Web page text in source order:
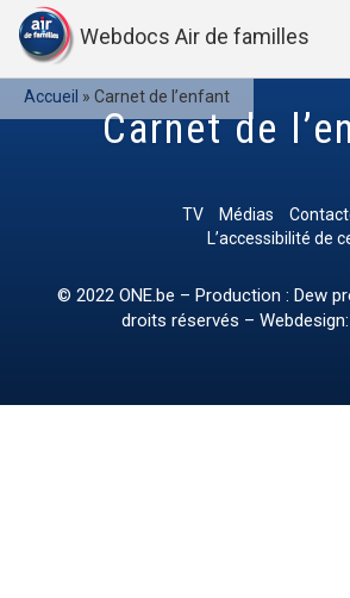
Webdocs Air de familles
Accueil » Carnet de l’enfant
Carnet de
TV Médias
L’accessibilité de
© 2022 ONE.be – Production : Dew
droits réservés –